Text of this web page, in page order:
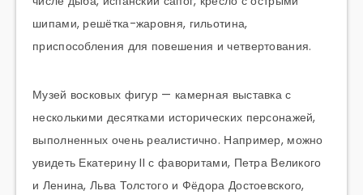
шипами, решётка-жаровня, гильотина,
приспособления для повешения и четвертования.
Музей восковых фигур — камерная выставка с
несколькими десятками исторических персонажей,
выполненных очень реалистично. Например, можно
увидеть Екатерину II с фаворитами, Петра Великого
и Ленина, Льва Толстого и Фёдора Достоевского,